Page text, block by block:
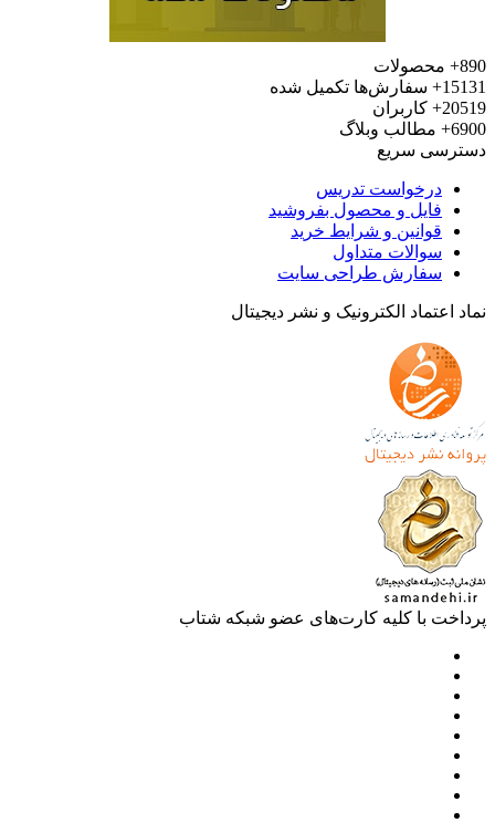
محصولات
سفارش‌ها تکمیل شده
کاربران
مطالب وبلاگ
سریع
درخواست تدریس
فایل و محصول بفروشید
قوانین و شرایط خرید
سوالات متداول
سفارش طراحی سایت
اعتماد الکترونیک و نشر دیجیتال
با کلیه کارت‌های عضو شبکه شتاب